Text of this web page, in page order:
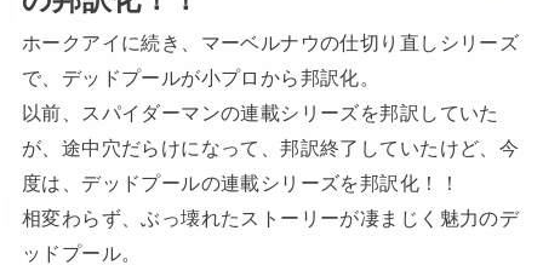
ホークアイに続き、マーベルナウの仕切り直しシリーズ
で、デッドプールが小プロから邦訳化。
以前、スパイダーマンの連載シリーズを邦訳していた
が、途中穴だらけになって、邦訳終了していたけど、今
度は、デッドプールの連載シリーズを邦訳化！！
相変わらず、ぶっ壊れたストーリーが凄まじく魅力のデ
ッドプール。